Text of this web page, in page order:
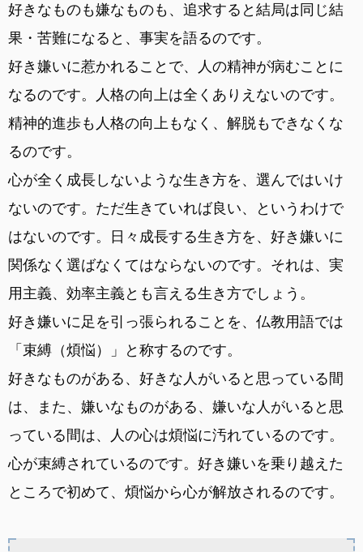
好きなものも嫌なものも、追求すると結局は同じ結
果・苦難になると、事実を語るのです。
好き嫌いに惹かれることで、人の精神が病むことに
なるのです。人格の向上は全くありえないのです。
精神的進歩も人格の向上もなく、解脱もできなくな
るのです。
心が全く成長しないような生き方を、選んではいけ
ないのです。ただ生きていれば良い、というわけで
はないのです。日々成長する生き方を、好き嫌いに
関係なく選ばなくてはならないのです。それは、実
用主義、効率主義とも言える生き方でしょう。
好き嫌いに足を引っ張られることを、仏教用語では
「束縛（煩悩）」と称するのです。
好きなものがある、好きな人がいると思っている間
は、また、嫌いなものがある、嫌いな人がいると思
っている間は、人の心は煩悩に汚れているのです。
心が束縛されているのです。好き嫌いを乗り越えた
ところで初めて、煩悩から心が解放されるのです。